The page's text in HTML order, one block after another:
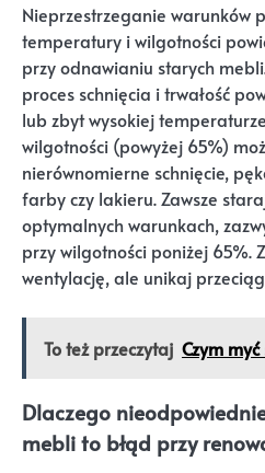
Nieprzestrzeganie warunków
temperatury i wilgotności
przy odnawianiu starych
proces schnięcia i trwałość
lub zbyt wysokiej
wilgotności (powyżej 65%)
nierównomierne schnięcie,
farby czy lakieru. Zawsze
optymalnych warunkach,
przy wilgotności poniżej 65%.
wentylację, ale unikaj
To też przeczytaj Czym
Dlaczego
mebli to błąd przy